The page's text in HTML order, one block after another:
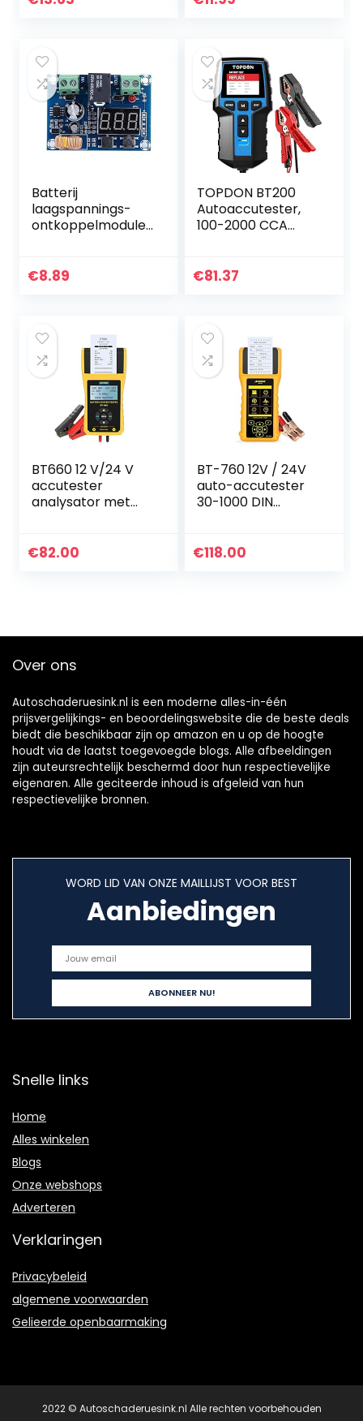
Batterij
laagspannings-
ontkoppelmodule,
Batterij
€8.89
TOPDON BT200
Autoaccutester,
100-2000 CCA
auto-
€81.37
BT660 12 V/24 V
accutester
analysator met
overstroomde
€82.00
BT-760 12V / 24V
auto-accutester
30-1000 DIN
hap met
€118.00
Over ons
Autoschaderuesink.nl is een moderne alles-in-één
prijsvergelijkings- en beoordelingswebsite die de beste deals
biedt die beschikbaar zijn op amazon en u op de hoogte
houdt via de laatst toegevoegde blogs. Alle afbeeldingen
zijn auteursrechtelijk beschermd door hun respectievelijke
eigenaren. Alle geciteerde inhoud is afgeleid van hun
respectievelijke bronnen.
WORD LID VAN ONZE MAILLIJST VOOR BEST
Aanbiedingen
Snelle links
Home
Alles winkelen
Blogs
Onze webshops
Adverteren
Verklaringen
Privacybeleid
algemene voorwaarden
Gelieerde openbaarmaking
2022 © Autoschaderuesink.nl Alle rechten voorbehouden